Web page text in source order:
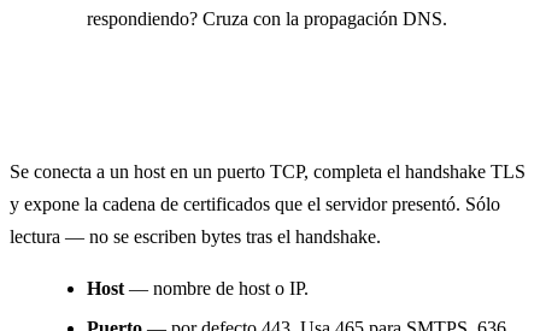
respondiendo? Cruza con la propagación DNS.
Se conecta a un host en un puerto TCP, completa el handshake TLS
y expone la cadena de certificados que el servidor presentó. Sólo
lectura — no se escriben bytes tras el handshake.
Host — nombre de host o IP.